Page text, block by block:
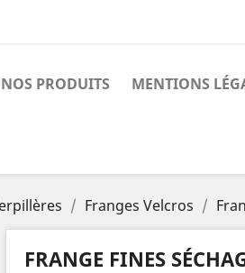
NOS PRODUITS MENTIONS
Franges Velcros
FRANGE FINES